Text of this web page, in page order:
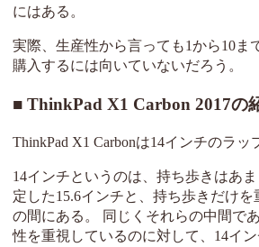
にはある。
実際、生産性から言っても1から10ま
購入するには向いていないだろう。
ThinkPad X1 Carbon 2017の
ThinkPad X1 Carbonは14インチのラッ
14インチというのは、持ち歩きはあ
定した15.6インチと、持ち歩きだけを
の間にある。 同じくそれらの中間で
性を重視しているのに対して、14イ